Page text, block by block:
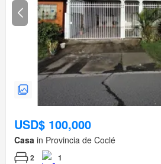
USD$ 100,000
Casa in Provincia de Coclé
2 1